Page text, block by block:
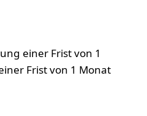
einer Frist von 1
Frist von 1 Monat